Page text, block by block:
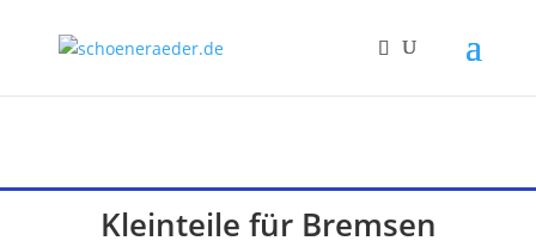
Kleinteile für Bremsen